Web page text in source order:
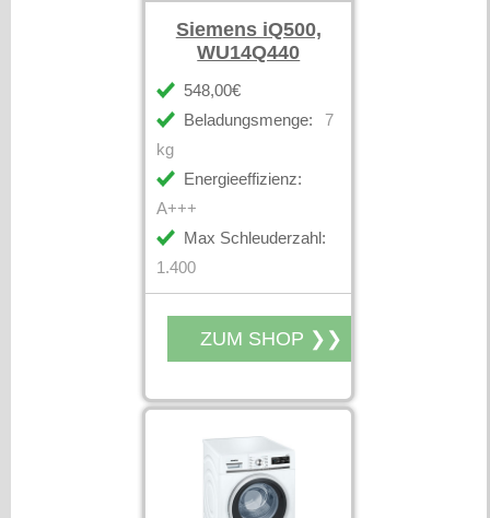
Siemens iQ500,
WU14Q440
548,00€
Beladungsmenge:
7
kg
Energieeffizienz:
A+++
Max Schleuderzahl:
1.400